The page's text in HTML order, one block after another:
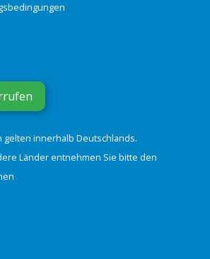
innerhalb Deutschlands.
Länder entnehmen Sie bitte den